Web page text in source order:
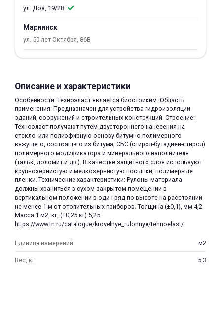
ул. Доз, 19/28
Мариинск
ул. 50 лет Октября, 86В
Описание и характеристики
Особенности: Техноэласт является биостойким. Область
применения: Предназначен для устройства гидроизоляции
зданий, сооружений и строительных конструкций. Строение:
Техноэласт получают путем двустороннего нанесения на
стекло- или полиэфирную основу битумно-полимерного
вяжущего, состоящего из битума, СБС (стирол-бутадиен-стирол)
полимерного модификатора и минерального наполнителя
(тальк, доломит и др.). В качестве защитного слоя используют
крупнозернистую и мелкозернистую посыпки, полимерные
пленки. Технические характеристики: Рулоны материала
должны храниться в сухом закрытом помещении в
вертикальном положении в один ряд по высоте на расстоянии
не менее 1 м от отопительных приборов. Толщина (±0,1), мм 4,2
Масса 1 м2, кг, (±0,25 кг) 5,25
https://www.tn.ru/catalogue/krovelnye_rulonnye/tehnoelast/
Единица измерений м2
Вес, кг 5,3
раз в 2 недели